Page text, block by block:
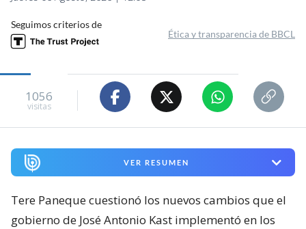
Seguimos criterios de
Ética y transparencia de BBCL
1056
visitas
VER RESUMEN
Tere Paneque cuestionó los nuevos cambios que el
gobierno de José Antonio Kast implementó en los